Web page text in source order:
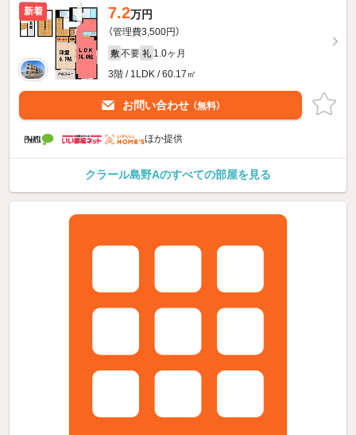
新着 7.2万円
（管理費3,500円）
敷 不要 礼 1.0ヶ月
3階 / 1LDK / 60.17㎡
お問い合わせ （無料）
ほか提供
クラール島野Aのすべての部屋を見る